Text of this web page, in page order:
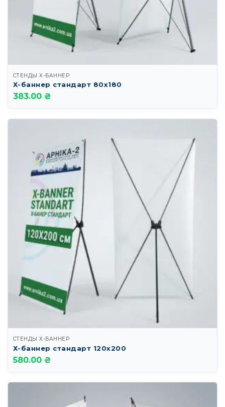
СТЕНДЫ Х-БАННЕР
Х-баннер стандарт 80х180
383.00 ₴
СТЕНДЫ Х-БАННЕР
Х-баннер стандарт 120х200
580.00 ₴